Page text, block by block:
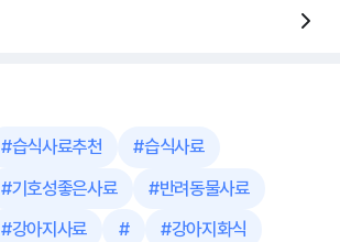
#습식사료추천 #습식사료
#기호성좋은사료 #반려동물사료
#강아지사료 # #강아지화식